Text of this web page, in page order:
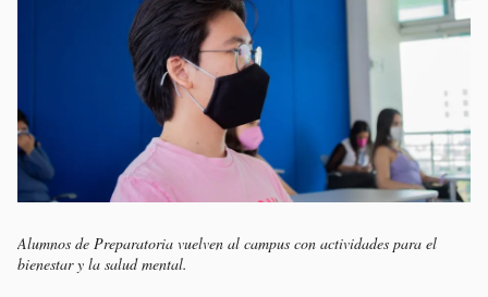
Alumnos de Preparatoria vuelven al campus con actividades para el
bienestar y la salud mental.